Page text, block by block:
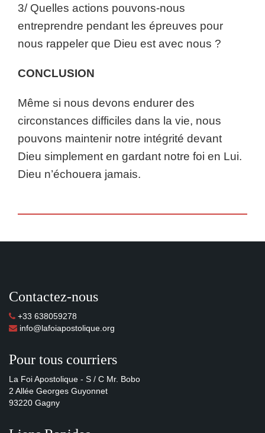
3/ Quelles actions pouvons-nous
entreprendre pendant les épreuves pour
nous rappeler que Dieu est avec nous ?
CONCLUSION
Même si nous devons endurer des
circonstances difficiles dans la vie, nous
pouvons maintenir notre intégrité devant
Dieu simplement en gardant notre foi en Lui.
Dieu n’échouera jamais.
Contactez-nous
+33 638059278
info@lafoiapostolique.org
Pour tous courriers
La Foi Apostolique - S / C Mr. Bobo
2 Allée Georges Guyonnet
93220 Gagny